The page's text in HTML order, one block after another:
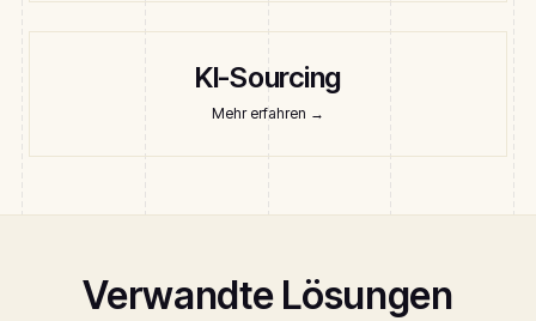
KI-Sourcing
Mehr erfahren →
Verwandte Lösungen